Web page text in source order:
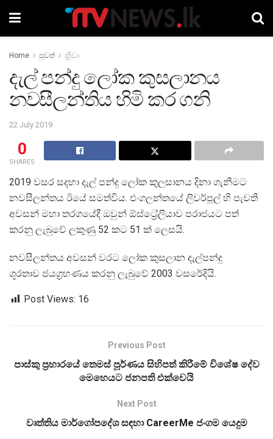
Home පුවත් ක්‍රීඩා
දැල් පන්දු ලෝක කුසලානය
නවසීලන්තිය හිමි කර ගනි
22 July 2019
0
SHARES
2019 වසර සදහා දැල් පන්දු ලෝක කුලසානය දිනා ගැනීමට
නවසීලන්තය ඊයේ සමත්විය. එංගලන්තයේ ලිවර්පූල් හි පැවති
අවසන් මහා තරගයේදී ඔවුන් ඕස්ට්‍රේලියාව පරාජයට පත්
කරනු ලැබුවේ ලකුණු 52 කට 51 ක් ලෙසයි.
නවසීලන්තය අවසන් වරට ලෝක කුසලාන දැල්පන්දු
ශූරතාව ජයග්‍රහණය කරනු ලැබුවේ 2003 වසරේදියි.
Post Views: 16
Previous Post
පාස්කු ප්‍රහාරයේ තෙමස් පූර්ණය සිහිපත් කිරීමේ විශේෂ දේව
මෙහෙයට ජනපති එක්වෙයි
Next Post
වෘත්තිය මාර්ගෝපදේශ සඳහා CareerMe ජංගම යෙදුම